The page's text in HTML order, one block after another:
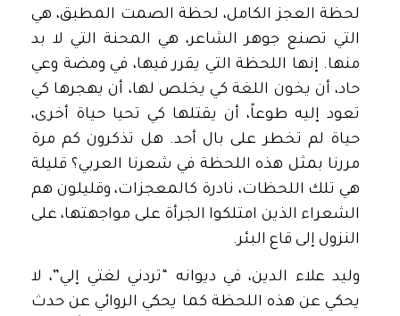
لحظة العجز الكامل، لحظة الصمت المطبق، هي
التي تصنع جوهر الشاعر، هي المحنة التي لا بد
منها. إنها اللحظة التي يقرر فيها، في ومضة وعي
حاد، أن يخون اللغة كي يخلص لها، أن يهجرها كي
تعود إليه طوعاً، أن يقتلها كي تحيا حياة أخرى،
حياة لم تخطر على بال أحد. هل تذكرون كم مرة
مررنا بمثل هذه اللحظة في شعرنا العربي؟ قليلة
هي تلك اللحظات، نادرة كالمعجزات، وقليلون هم
الشعراء الذين امتلكوا الجرأة على مواجهتها، على
النزول إلى قاع البئر.
وليد علاء الدين، في ديوانه “تردني لغتي إلي”، لا
يحكي عن هذه اللحظة كما يحكي الروائي عن حدث